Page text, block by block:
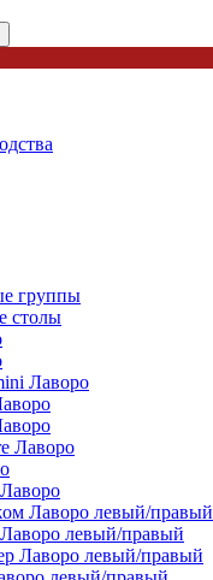
группы
столы
Лаворо
Лаворо
Лаворо левый/правый
левый/правый
Лаворо левый/правый